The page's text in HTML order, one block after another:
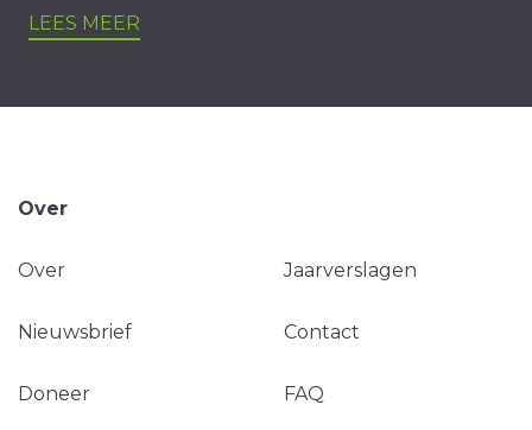
LEES MEER
Over
Over Jaarverslagen
Nieuwsbrief Contact
Doneer FAQ